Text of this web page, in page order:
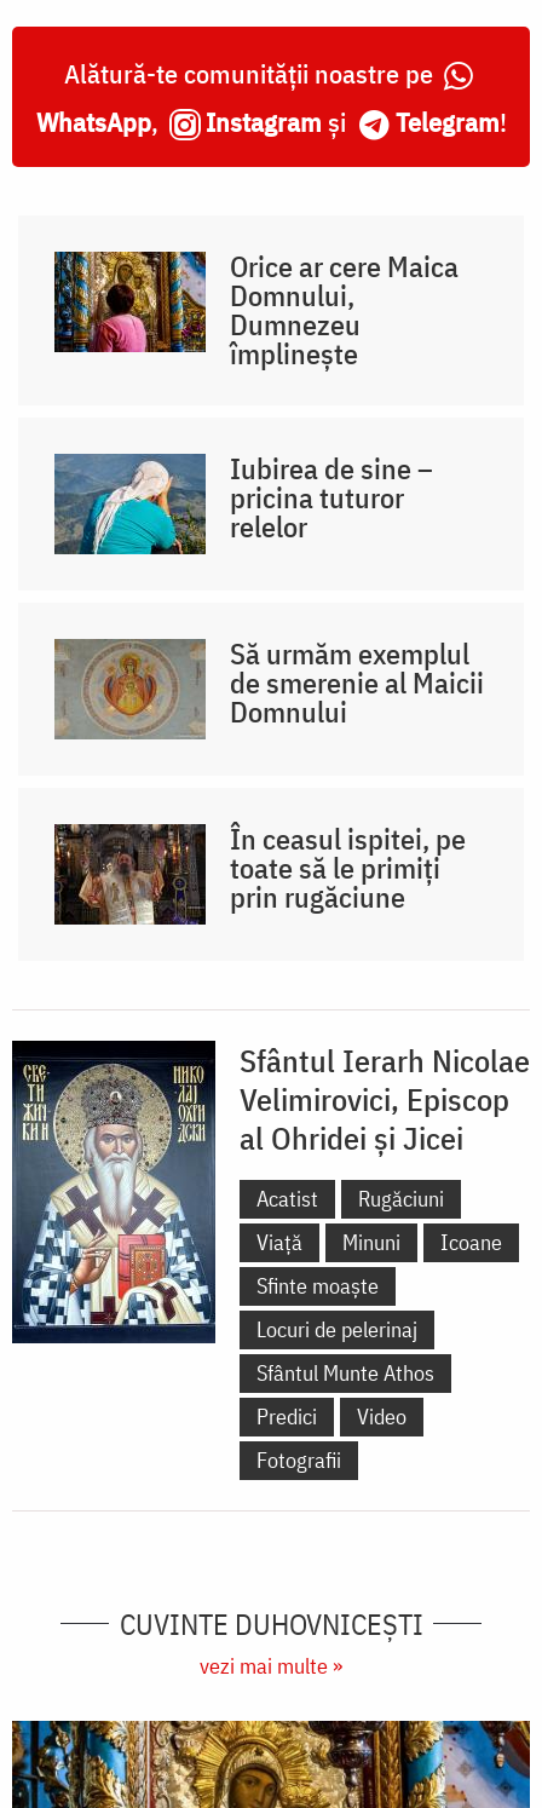
Alătură-te comunității noastre pe
WhatsApp, Instagram și Telegram!
Orice ar cere Maica
Domnului,
Dumnezeu
împlinește
Iubirea de sine –
pricina tuturor
relelor
Să urmăm exemplul
de smerenie al Maicii
Domnului
În ceasul ispitei, pe
toate să le primiți
prin rugăciune
Sfântul Ierarh Nicolae
Velimirovici, Episcop
al Ohridei și Jicei
Acatist
Rugăciuni
Viață
Minuni
Icoane
Sfinte moaște
Locuri de pelerinaj
Sfântul Munte Athos
Predici
Video
Fotografii
CUVINTE DUHOVNICEȘTI
vezi mai multe »